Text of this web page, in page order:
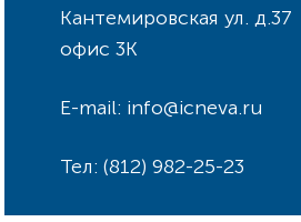
Кантемировская ул. д.37
офис 3К
E-mail: info@icneva.ru
Тел: (812) 982-25-23